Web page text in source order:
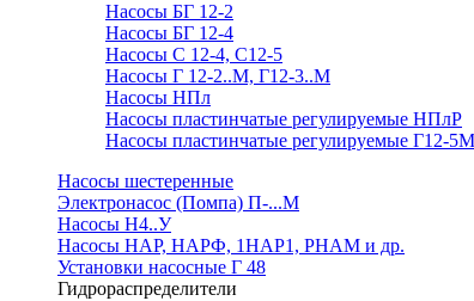
Насосы БГ 12-2
Насосы БГ 12-4
Насосы С 12-4, С12-5
Насосы Г 12-2..М, Г12-3..М
Насосы НПл
Насосы пластинчатые регулируемые НПлР
Насосы пластинчатые регулируемые Г12-5М
Насосы шестеренные
Электронасос (Помпа) П-...М
Насосы Н4..У
Насосы НАР, НАРФ, 1НАР1, РНАМ и др.
Установки насосные Г 48
Гидрораспределители